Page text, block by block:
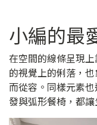
小編的最
在空間的線條呈現
的視覺上的俐落，
而從容。同樣元素
發與弧形餐椅，都